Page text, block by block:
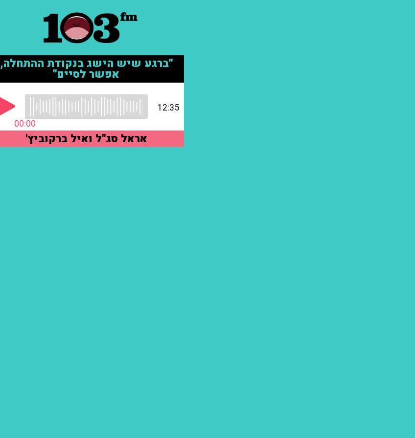
"ברגע שיש הישג בנקודת ההתחלה,
אפשר לסיים"
00:00
12:35
אראל סג"ל ואיל ברקוביץ'